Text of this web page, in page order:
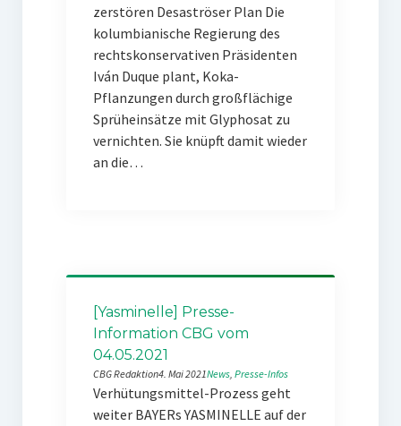
zerstören Desaströser Plan Die
kolumbianische Regierung des
rechtskonservativen Präsidenten
Iván Duque plant, Koka-
Pflanzungen durch großflächige
Sprüheinsätze mit Glyphosat zu
vernichten. Sie knüpft damit wieder
an die…
[Yasminelle] Presse-
Information CBG vom
04.05.2021
CBG Redaktion4. Mai 2021News, Presse-Infos
Verhütungsmittel-Prozess geht
weiter BAYERs YASMINELLE auf der